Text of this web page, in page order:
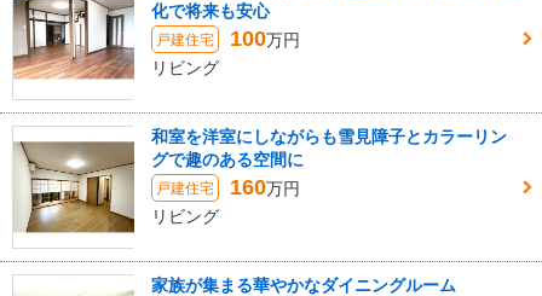
化で将来も安心
戸建住宅 100万円
リビング
和室を洋室にしながらも雪見障子とカラーリン
グで趣のある空間に
戸建住宅 160万円
リビング
家族が集まる華やかなダイニングルーム